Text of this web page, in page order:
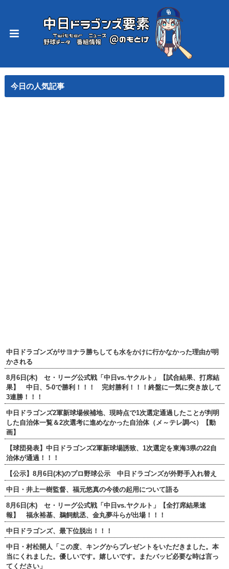
今日の人気記事
中日ドラゴンズがサヨナラ勝ちしても水をかけに行かなかった理由が明
かされる
8月6日(木) セ・リーグ公式戦「中日vs.ヤクルト」【試合結果、打席結
果】 中日、5-0で勝利！！！ 完封勝利！！！終盤に一気に突き放して
3連勝！！！
中日ドラゴンズ2軍新球場候補地、現時点で1次選定通過したことが判明
した自治体一覧＆2次選考に進めなかった自治体（メ～テレ調べ）【動
画】
【球団発表】中日ドラゴンズ2軍新球場誘致、1次選定を東海3県の22自
治体が通過！！！
【公示】8月6日(木)のプロ野球公示 中日ドラゴンズが外野手入れ替え
中日・井上一樹監督、福元悠真の今後の起用について語る
8月6日(木) セ・リーグ公式戦「中日vs.ヤクルト」【全打席結果速
報】 福永裕基、鵜飼航丞、金丸夢斗らが出場！！！
中日ドラゴンズ、最下位脱出！！！
中日・村松開人「この度、キングからプレゼントをいただきました。本
当にくれました。優しいです。嬉しいです。またバッピ必要な時は言っ
てください」